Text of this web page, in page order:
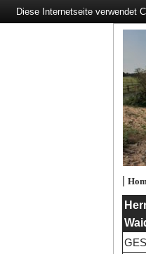
|
Diese Internetseite verwendet